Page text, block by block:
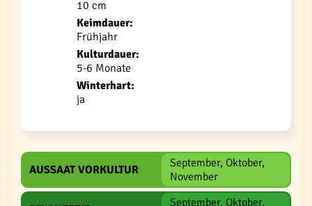
10 cm
Keimdauer:
Frühjahr
Kulturdauer:
5-6 Monate
Winterhart:
ja
AUSSAAT VORKULTUR
September, Oktober,
November
September, Oktober,